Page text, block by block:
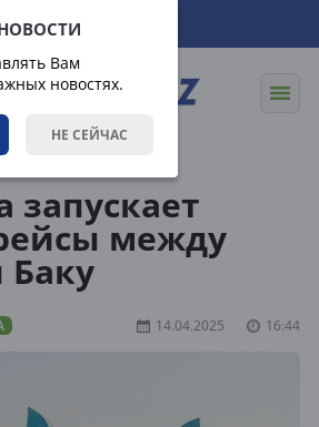
Вам
новостях.
НЕ СЕЙЧАС
запускает
между
14.04.2025 16:44